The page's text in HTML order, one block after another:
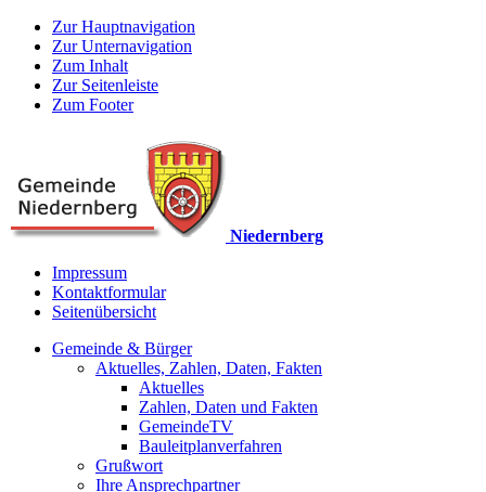
Zur Hauptnavigation
Zur Unternavigation
Zum Inhalt
Zur Seitenleiste
Zum Footer
Niedernberg
Impressum
Kontaktformular
Seitenübersicht
Gemeinde & Bürger
Aktuelles, Zahlen, Daten, Fakten
Aktuelles
Zahlen, Daten und Fakten
GemeindeTV
Bauleitplanverfahren
Grußwort
Ihre Ansprechpartner